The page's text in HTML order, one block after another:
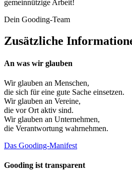
gemeinnützige Arbeit!
Dein Gooding-Team
Zusätzliche
An was wir glauben
Wir glauben an Menschen,
die sich für eine gute Sache einsetzen.
Wir glauben an Vereine,
die vor Ort aktiv sind.
Wir glauben an Unternehmen,
die Verantwortung wahrnehmen.
Das Gooding-Manifest
Gooding ist transparent